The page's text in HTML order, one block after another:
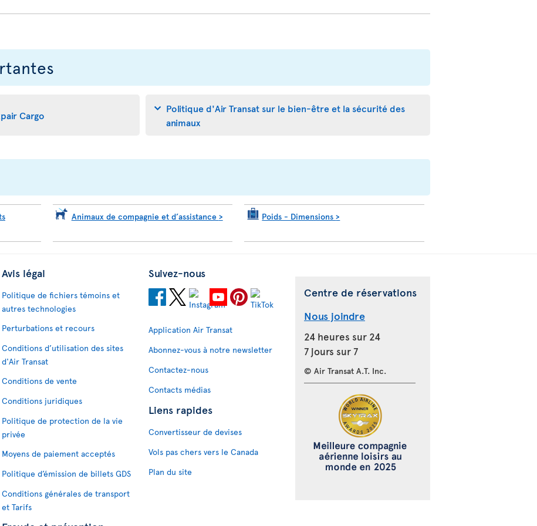
Cargo
Politique d'Air Transat sur le bien-être et la sécurité des
animaux
Animaux de compagnie et d’assistance > Poids - Dimensions>
Avis légal
Politique de fichiers témoins et
autres technologies
Perturbations et recours
Conditions d’utilisation des sites
d'Air Transat
Conditions de vente
Conditions juridiques
Politique de protection de la vie
privée
Moyens de paiement acceptés
Politique d’émission de billets GDS
Conditions générales de transport
et Tarifs
Suivez-nous
Application Air Transat
Abonnez-vous à notre newsletter
Contactez-nous
Contacts médias
Liens rapides
Convertisseur de devises
Vols pas chers vers le Canada
Plan du site
Centre de réservations
Nous joindre
24 heures sur 24
7 jours sur 7
© Air Transat A.T. Inc.